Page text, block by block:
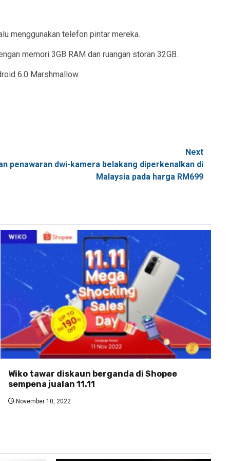
menggunakan telefon pintar mereka.
memori 3GB RAM dan ruangan storan 32GB.
6.0 Marshmallow.
Next
penawaran dwi-kamera belakang diperkenalkan di
Malaysia pada harga RM699
Wiko tawar diskaun berganda di Shopee
sempena jualan 11.11
November 10, 2022